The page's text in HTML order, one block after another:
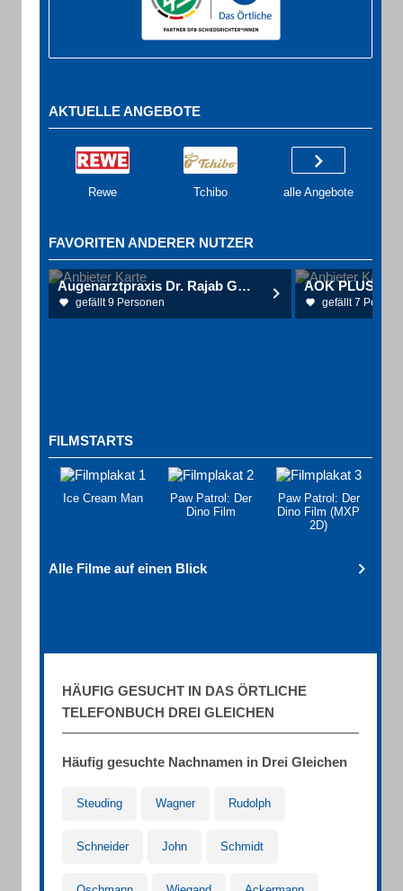
AKTUELLE ANGEBOTE
Rewe Tchibo alle Angebote
FAVORITEN ANDERER NUTZER
Augenarztpraxis Dr. Rajab Gotha Dr. Rajab & Dr. Suleiman
gefällt 9 Personen
AOK PLUS -
gefällt 7
FILMSTARTS
Ice Cream Man
Paw Patrol: Der
Dino Film
Paw Patrol: Der
Dino Film (MXP
2D)
Alle Filme auf einen Blick
HÄUFIG GESUCHT IN DAS ÖRTLICHE
TELEFONBUCH DREI GLEICHEN
Häufig gesuchte Nachnamen in Drei Gleichen
Steuding Wagner Rudolph
Schneider John Schmidt